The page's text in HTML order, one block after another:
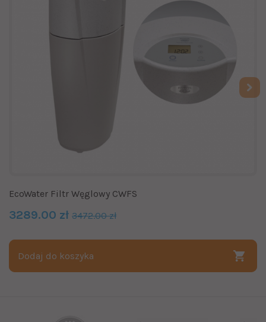
EcoWater Filtr Węglowy CWFS
3289.00 zł 3472.00 zł
Dodaj do koszyka